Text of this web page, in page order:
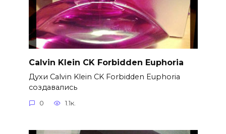
Calvin Klein CK Forbidden Euphoria
Духи Calvin Klein CK Forbidden Euphoria
создавались
0 1.1к.